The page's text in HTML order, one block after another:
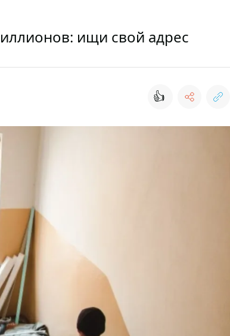
ищи свой адрес
👍